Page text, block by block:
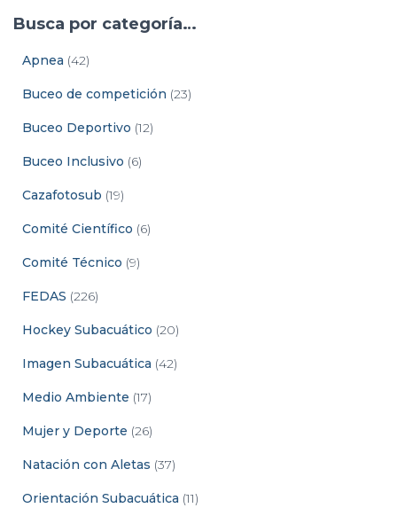
Busca por categoría…
Apnea (42)
Buceo de competición (23)
Buceo Deportivo (12)
Buceo Inclusivo (6)
Cazafotosub (19)
Comité Científico (6)
Comité Técnico (9)
FEDAS (226)
Hockey Subacuático (20)
Imagen Subacuática (42)
Medio Ambiente (17)
Mujer y Deporte (26)
Natación con Aletas (37)
Orientación Subacuática (11)